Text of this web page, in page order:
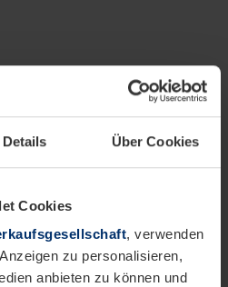
Details Über Cookies
Cookies
, verwenden
zu personalisieren,
anbieten zu können und